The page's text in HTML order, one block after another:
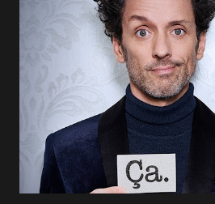
africaine, djembés, kora
Mali), chants en langue soussou,
amène avec lui dans son village : au
retour de la pêche, écouter tous
du feu... C'est tout un voyage qu'il
spectacle de cirque. Les spectacles
attirent de plus en plus de
dans le monde entie...